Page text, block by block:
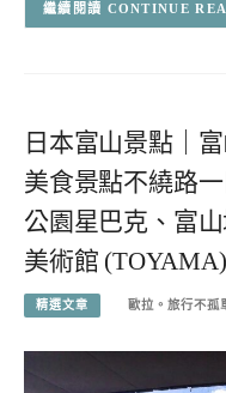
CONTINUE
日本富山景點｜
美食景點不繞路
公園星巴克、富
美術館 (TOYAMA)
精選文章 歐拉。旅行不孤